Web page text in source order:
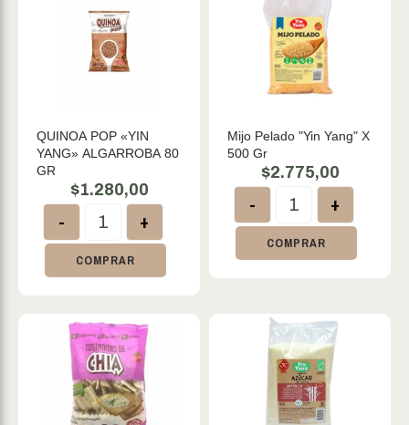
QUINOA POP «YIN
YANG» ALGARROBA 80
GR
$1.280,00
- +
COMPRAR
Mijo Pelado "Yin Yang" X
500 Gr
$2.775,00
- +
COMPRAR